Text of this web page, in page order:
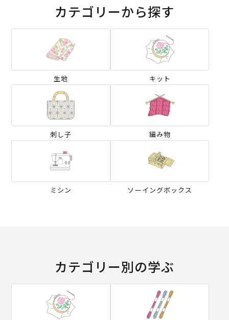
カテゴリーから探す
生地 キット
刺し子 編み物
ミシン ソーイングボックス
カテゴリー別の学ぶ